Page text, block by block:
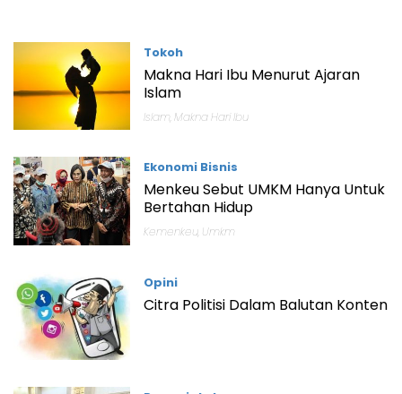
Tokoh
Makna Hari Ibu Menurut Ajaran
Islam
Islam,Makna Hari Ibu
Ekonomi Bisnis
Menkeu Sebut UMKM Hanya Untuk
Bertahan Hidup
Kemenkeu, Umkm
Opini
Citra Politisi Dalam Balutan Konten